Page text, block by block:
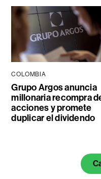
COLOMBIA
Grupo Argos anuncia
millonaria recompra
acciones y promete
duplicar el dividendo